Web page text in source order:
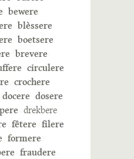
bewere
blèssere
boetsere
brevere
circulere
crochere
docere dosere
drekbere
fêtere filere
formere
fraudere